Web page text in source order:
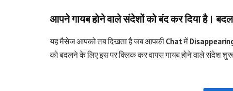
आपने गायब होने वाले संदेशों को बंद कर दिया है।
यह मैसेज आपको तब दिखता है जब आपकी Chat में
को बदलने के लिए इस पर क्लिक कर वापस गायब होने वाले संदेश